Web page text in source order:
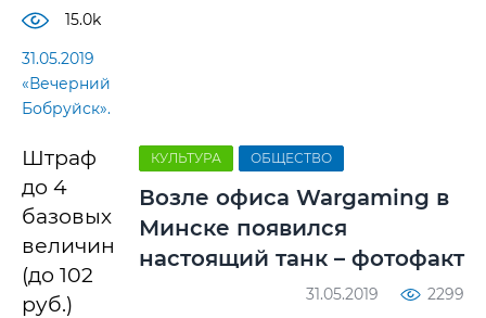
15.0k
31.05.2019
«Вечерний
Бобруйск».
Штраф
до 4
базовых
величин
(до 102
руб.)
КУЛЬТУРА ОБЩЕСТВО
Возле офиса Wargaming в
Минске появился
настоящий танк – фотофакт
31.05.2019 2299